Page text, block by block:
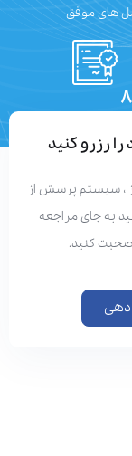
موفق
کنید
پرسش از
مراجعه